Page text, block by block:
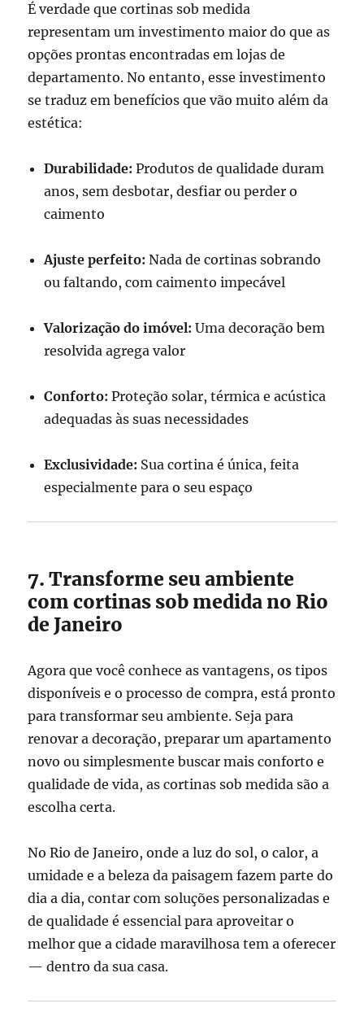
É verdade que cortinas sob medida
representam um investimento maior do que as
opções prontas encontradas em lojas de
departamento. No entanto, esse investimento
se traduz em benefícios que vão muito além da
estética:
Durabilidade: Produtos de qualidade duram
anos, sem desbotar, desfiar ou perder o
caimento
Ajuste perfeito: Nada de cortinas sobrando
ou faltando, com caimento impecável
Valorização do imóvel: Uma decoração bem
resolvida agrega valor
Conforto: Proteção solar, térmica e acústica
adequadas às suas necessidades
Exclusividade: Sua cortina é única, feita
especialmente para o seu espaço
7. Transforme seu ambiente
com cortinas sob medida no Rio
de Janeiro
Agora que você conhece as vantagens, os tipos
disponíveis e o processo de compra, está pronto
para transformar seu ambiente. Seja para
renovar a decoração, preparar um apartamento
novo ou simplesmente buscar mais conforto e
qualidade de vida, as cortinas sob medida são a
escolha certa.
No Rio de Janeiro, onde a luz do sol, o calor, a
umidade e a beleza da paisagem fazem parte do
dia a dia, contar com soluções personalizadas e
de qualidade é essencial para aproveitar o
melhor que a cidade maravilhosa tem a oferecer
— dentro da sua casa.